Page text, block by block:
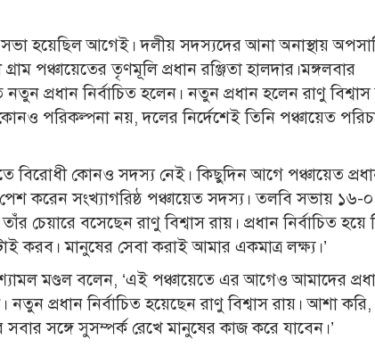
সভা হয়েছিল আগেই। দলীয় সদস্যদের আনা অনাস্থায়
পঞ্চায়েতের তৃণমূলি প্রধান রঞ্জিতা হালদার।মঙ্গলবার
প্রধান নির্বাচিত হলেন। নতুন প্রধান হলেন রাণু বিশ্বাস
পরিকল্পনা নয়, দলের নির্দেশেই তিনি পঞ্চায়েত
বিরোধী কোনও সদস্য নেই। কিছুদিন আগে পঞ্চায়েত
পেশ করেন সংখ্যাগরিষ্ঠ পঞ্চায়েত সদস্য। তলবি সভায় ১৬-০
চেয়ারে বসেছেন রাণু বিশ্বাস রায়। প্রধান নির্বাচিত হয়ে
করব। মানুষের সেবা করাই আমার একমাত্র লক্ষ্য।’
মণ্ডল বলেন, ‘এই পঞ্চায়েতে এর আগেও আমাদের
প্রধান নির্বাচিত হয়েছেন রাণু বিশ্বাস রায়। আশা করি,
সঙ্গে সুসম্পর্ক রেখে মানুষের কাজ করে যাবেন।’